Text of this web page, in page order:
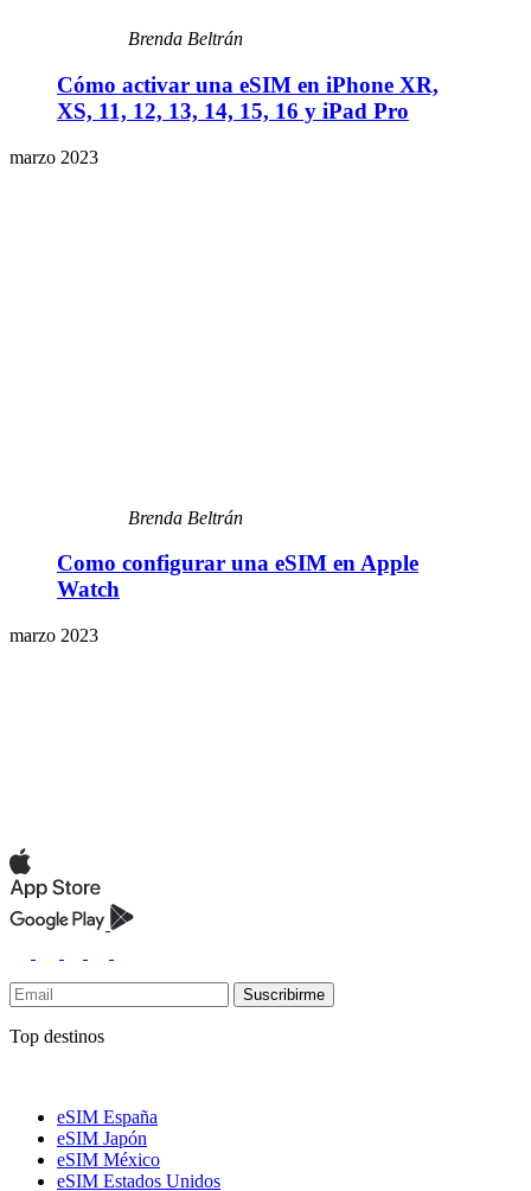
Brenda Beltrán
Cómo activar una eSIM en iPhone XR,
XS, 11, 12, 13, 14, 15, 16 y iPad Pro
marzo 2023
Brenda Beltrán
Como configurar una eSIM en Apple
Watch
marzo 2023
Suscribirme
Top destinos
eSIM España
eSIM Japón
eSIM México
eSIM Estados Unidos